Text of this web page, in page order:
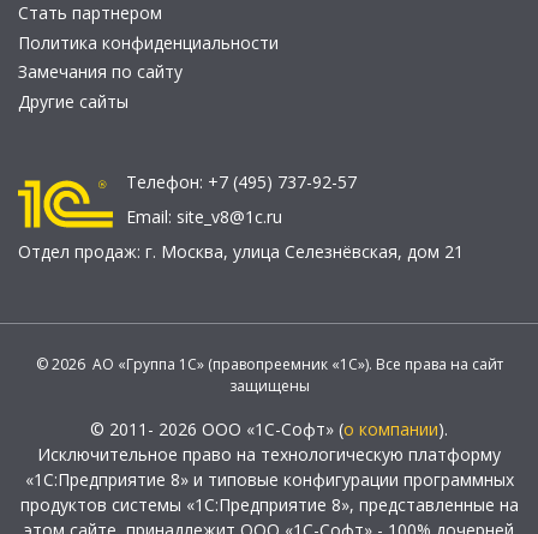
Стать партнером
Политика конфиденциальности
Замечания по сайту
Другие сайты
Телефон: +7 (495) 737-92-57
Email: site_v8@1c.ru
Отдел продаж: г. Москва, улица Селезнёвская, дом 21
© 2026 АО «Группа 1С» (правопреемник «1С»). Все права на сайт
защищены
© 2011- 2026 ООО «1С-Софт» (о компании).
Исключительное право на технологическую платформу
«1С:Предприятие 8» и типовые конфигурации программных
продуктов системы «1С:Предприятие 8», представленные на